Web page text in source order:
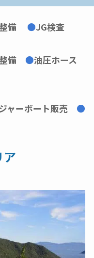
備 ●JG検査
備 ●油圧ホース
ャーボート販売
●
ア